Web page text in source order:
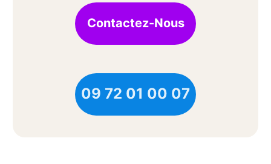
Contactez-Nous
09 72 01 00 07